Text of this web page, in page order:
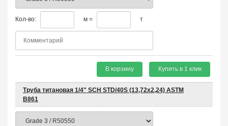
Кол-во: м = т
В корзину Купить в 1 клик
Труба титановая 1/4" SCH STD/40S (13,72x2,24) ASTM
B861